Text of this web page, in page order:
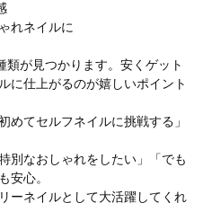
れネイルに
が見つかります。安くゲット
に仕上がるのが嬉しいポイント
めてセルフネイルに挑戦する」
別なおしゃれをしたい」「でも
安心。
ーネイルとして大活躍してくれ